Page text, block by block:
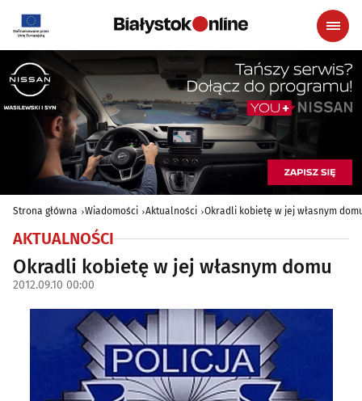
Strona główna Wiadomości Aktualności Okradli kobietę w jej własnym
AKTUALNOŚCI
Okradli kobietę w jej własnym domu
2012.09.10 00:00